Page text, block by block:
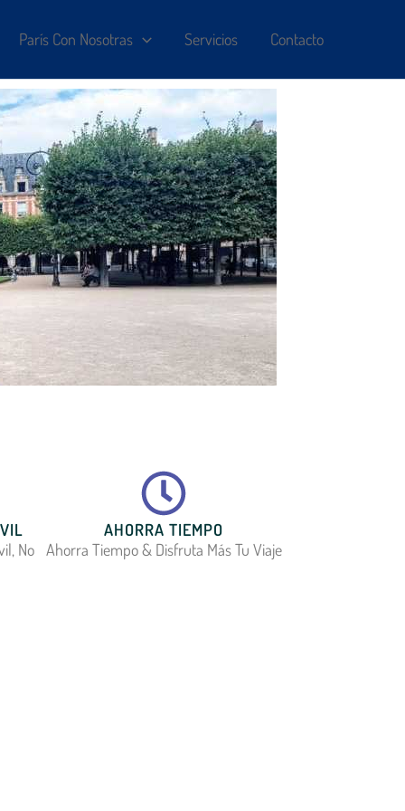
París Con Nosotras Servicios Contacto
No
AHORRA TIEMPO
Ahorra Tiempo & Disfruta Más Tu Viaje